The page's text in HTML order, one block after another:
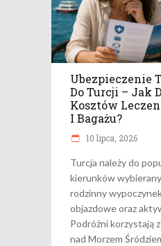
Ubezpieczenie
Do Turcji – Jak
Kosztów
I Bagażu?
10 lipca, 2026
Turcja należy do
kierunków
rodzinny
objazdowe oraz
Podróżni korzystają
nad Morzem